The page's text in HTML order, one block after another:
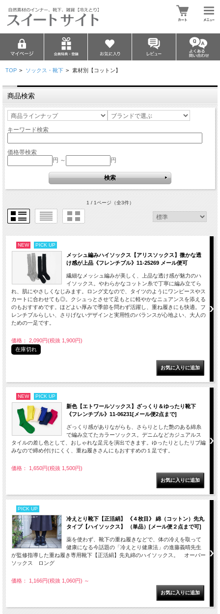
TOP > ソックス・靴下 > 素材別【コットン】
商品検索
キーワード検索
価格帯検索
円 ～
円
1 / 1ページ（全3件）
NEW PICK UP
メッシュ編みハイソックス【アリスソックス】微かな透
け感が上品《フレンチブル》11-25269 メール便可
繊細なメッシュ編みが美しく、上品な透け感が魅力のハ
イソックス。やわらかなコットン糸で丁寧に編み立てら
れ、肌にやさしくなじみます。ロング丈なので、タイツのようにワンピースやス
カートに合わせても◎。クシュっとさせて足もとに軽やかなニュアンスを添える
のもおすすめです。ほどよい厚みで季節を問わず活躍し、重ね履きにも快適。フ
レンチブルらしい、さりげないデザインと実用性のバランスが心地よい、大人の
ための一足です。
価格： 2,090円(税抜 1,900円)
在庫切れ
NEW PICK UP
新色【エトワールソックス】ざっくり＆ゆったり靴下
《フレンチブル》11-06231[メール便2点まで]
ざっくり感がありながらも、さらりとした艶のある綿糸
で編み立てたカラーソックス。デニムなどカジュアルス
タイルの差し色として、おしゃれな足元を演出できます。ゆったりとしたリブ編
みなので締め付けにくく、重ね履きさんにもおすすめの１足です。
価格： 1,650円(税抜 1,500円)
PICK UP
冷えとり靴下【正活絹】 《４枚目》 綿（コットン）先丸
タイプ【ハイソックス】 （単品）[メール便２点まで可]
薬を使わず、靴下の重ね履きなどで、体の冷えを取って
健康になる今話題の「冷えとり健康法」の進藤義晴先生
が監修指導した重ね履き専用靴下【正活絹】先丸綿のハイソックス。 オーバー
ソックス ロング
価格： 1,166円(税抜 1,060円) ～